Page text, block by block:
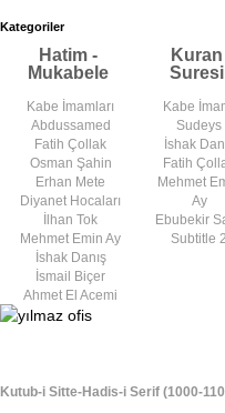
Kategoriler
Hatim -
Mukabele
Kuran
Suresi
Kabe İmamları
Abdussamed
Fatih Çollak
Osman Şahin
Erhan Mete
Diyanet Hocaları
İlhan Tok
Mehmet Emin Ay
İshak Danış
İsmail Biçer
Ahmet El Acemi
Kabe
Sudeys
İshak
Fatih
Mehmet
Ay
Ebubekir
Subtitle 2
Kutub-i Sitte-Hadis-i Serif (1000-